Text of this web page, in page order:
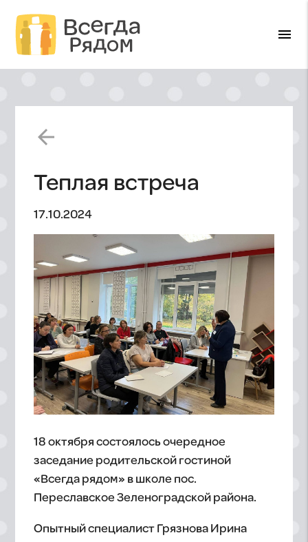
menu
arrow_back
Теплая встреча
17.10.2024
18 октября состоялось очередное
заседание родительской гостиной
«Всегда рядом» в школе пос.
Переславское Зеленоградской района.
Опытный специалист Грязнова Ирина